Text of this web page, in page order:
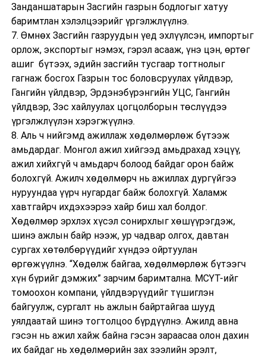
Занданшатарын Засгийн газрын бодлогыг хатуу
баримтлан хэлэлцээрийг үргэлжлүүлнэ.
7. Өмнөх Засгийн газруудын үед эхлүүлсэн, импортыг
орлож, экспортыг нэмэх, гэрэл асааж, үнэ цэн, өртөг
ашиг бүтээх, эдийн засгийн тусгаар тогтнолыг
гагнаж босгох Газрын тос боловсруулах үйлдвэр,
Гангийн үйлдвэр, Эрдэнэбүрэнгийн УЦС, Гангийн
үйлдвэр, Зэс хайлуулах цогцолборын төслүүдээ
үргэлжлүүлэн хэрэгжүүлнэ.
8. Аль ч нийгэмд ажиллаж хөдөлмөрлөж бүтээж
амьдардаг. Монгол ажил хийгээд амьдрахад хэцүү,
ажил хийхгүй ч амьдарч болоод байдаг орон байж
болохгүй. Ажилч хөдөлмөрч нь ажиллах дургүйгээ
нуруундаа үүрч нугардаг байж болохгүй. Халамж
хавтгайрч ихдэхээрээ хайр биш хал болдог.
Хөдөлмөр эрхлэх хүсэл сонирхлыг хөшүүрэгдэж,
шинэ ажлын байр нээж, ур чадвар олгох, давтан
сургах хөтөлбөрүүдийг хүндээ ойртуулан
өргөжүүлнэ. “Хөдөлж байгаа, хөдөлмөрлөж бүтээгч
хүн бүрийг дэмжих” зарчим баримтална. МСҮТ-ийг
томоохон компани, үйлдвэрүүдийг түшиглэн
байгуулж, сургалт нь ажлын байртайгаа шууд
уялдаатай шинэ тогтолцоо бүрдүүлнэ. Ажилд авна
гэсэн нь ажил хайж байна гэсэн зараасаа олон дахин
их байдаг нь хөдөлмөрийн зах зээлийн эрэлт,